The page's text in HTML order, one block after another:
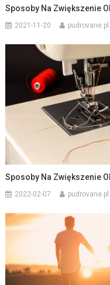
Sposoby Na Zwiększenie
2021-11-20 pudrovane.pl
Sposoby Na Zwiększenie
2022-02-07 pudrovane.pl